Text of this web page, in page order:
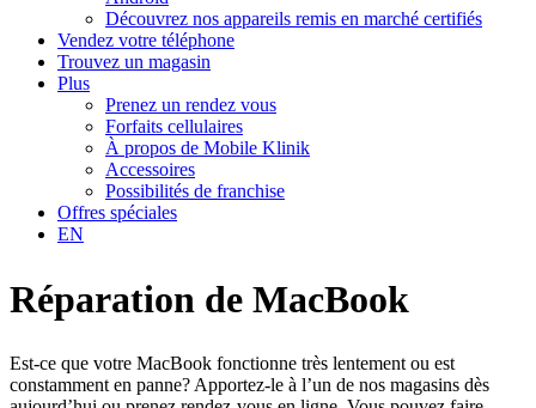
Découvrez nos appareils remis en marché certifiés
Vendez votre téléphone
Trouvez un magasin
Plus
Prenez un rendez vous
Forfaits cellulaires
À propos de Mobile Klinik
Accessoires
Possibilités de franchise
Offres spéciales
EN
Réparation de MacBook
Est-ce que votre MacBook fonctionne très lentement ou est
constamment en panne? Apportez-le à l’un de nos magasins dès